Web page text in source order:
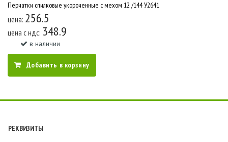
Перчатки спилковые укороченные с мехом 12 /144 У2641
цена: 256.5
цена c ндс: 348.9
в наличии
Добавить в корзину
РЕКВИЗИТЫ